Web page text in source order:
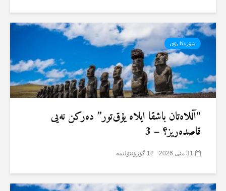
شۆرەکا یۇق
“آللاەتان باشقا ایلاە یۇق‌تور” دەرکن نەیی
قاصدەریز؟ – 3
31 مئی 2026 12 گؤرۆنتۆلنمە